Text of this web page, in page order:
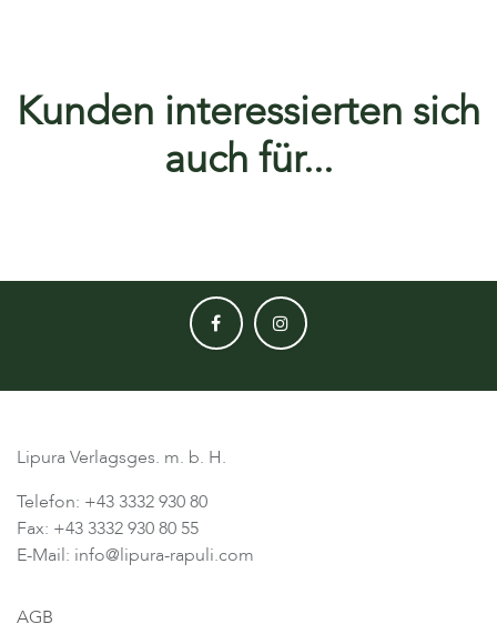
Kunden interessierten sich
auch für...
Lipura Verlagsges. m. b. H.
Telefon: +43 3332 930 80
Fax: +43 3332 930 80 55
E-Mail: info@lipura-rapuli.com
AGB